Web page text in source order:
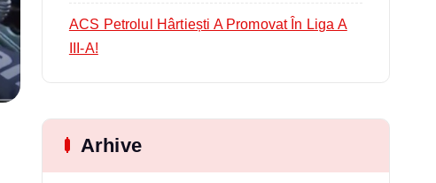
ACS Petrolul Hârtiești A Promovat În Liga A
III-A!
Arhive